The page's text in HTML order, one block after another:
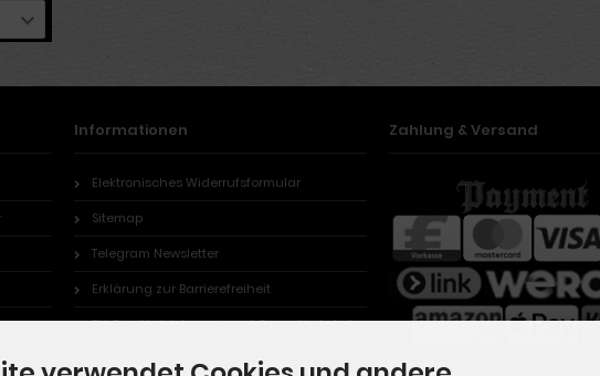
Informationen
Elektronisches Widerrufsformular
Sitemap
Telegram Newsletter
Erklärung zur Barrierefreiheit
EU Gewährleistungs- und Garantie-Label
Zahlung & Versand